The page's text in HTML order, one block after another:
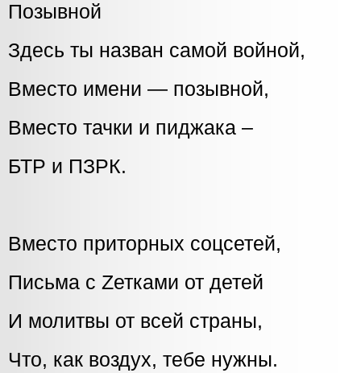
Позывной
Здесь ты назван самой войной,
Вместо имени — позывной,
Вместо тачки и пиджака –
БТР и ПЗРК.
Вместо приторных соцсетей,
Письма с Zетками от детей
И молитвы от всей страны,
Что, как воздух, тебе нужны.